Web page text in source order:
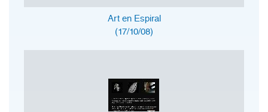
Art en Espiral
(17/10/08)